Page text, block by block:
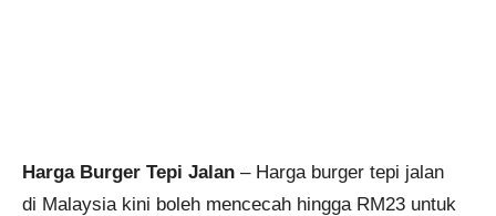
Harga Burger Tepi Jalan – Harga burger tepi jalan
di Malaysia kini boleh mencecah hingga RM23 untuk